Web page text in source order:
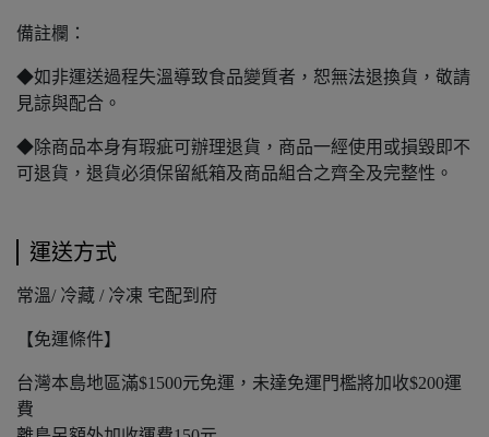
備註欄：
◆如非運送過程失溫導致食品變質者，恕無法退換貨，敬請
見諒與配合。
◆除商品本身有瑕疵可辦理退貨，商品一經使用或損毀即不
可退貨，退貨必須保留紙箱及商品組合之齊全及完整性。
運送方式
常溫/ 冷藏 / 冷凍 宅配到府
【免運條件】
台灣本島地區滿$1500元免運，未達免運門檻將加收$200運
費